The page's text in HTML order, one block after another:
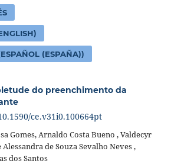
(ESPAÑA))
do preenchimento da
ce.v31i0.100664pt
Gomes, Arnaldo Costa Bueno , Valdecyr
de Souza Sevalho Neves ,
dos Santos